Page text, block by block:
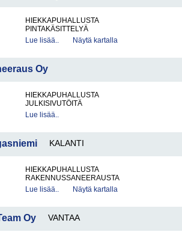
HIEKKAPUHALLUSTA
PINTAKÄSITTELYÄ
Lue lisää..
Näytä kartalla
Oy
HIEKKAPUHALLUSTA
JULKISIVUTÖITÄ
Lue lisää..
KALANTI
HIEKKAPUHALLUSTA
RAKENNUSSANEERAUSTA
Lue lisää..
Näytä kartalla
Oy VANTAA